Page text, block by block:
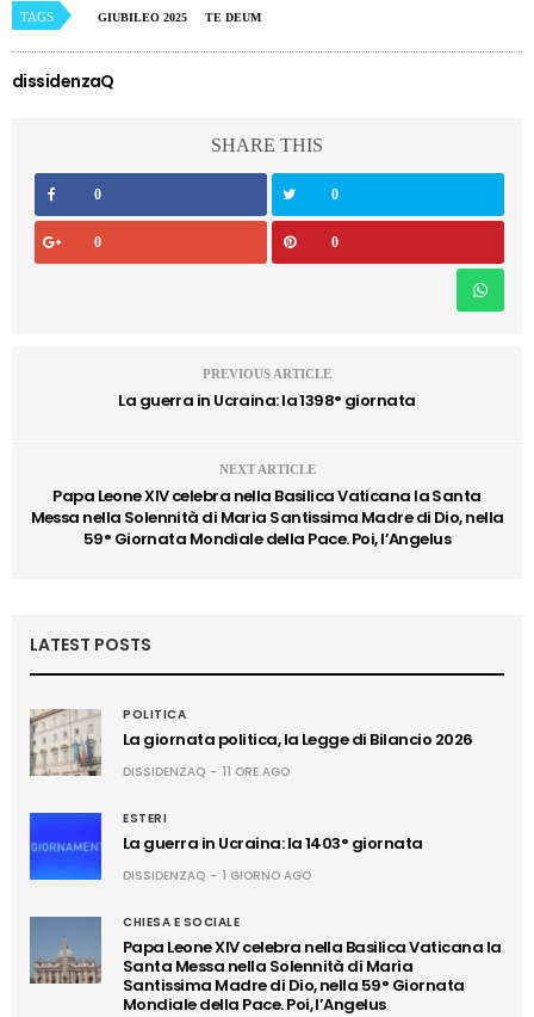
TAGS GIUBILEO 2025 TE DEUM
dissidenzaQ
SHARE THIS
0 0
0 0
PREVIOUS ARTICLE
La guerra in Ucraina: la 1398° giornata
NEXT ARTICLE
Papa Leone XIV celebra nella Basilica Vaticana la Santa
Messa nella Solennità di Maria Santissima Madre di Dio, nella
59° Giornata Mondiale della Pace. Poi, l’Angelus
LATEST POSTS
POLITICA
La giornata politica, la Legge di Bilancio 2026
DISSIDENZAQ 11 ORE AGO
ESTERI
La guerra in Ucraina: la 1403° giornata
DISSIDENZAQ 1 GIORNO AGO
CHIESA E SOCIALE
Papa Leone XIV celebra nella Basilica Vaticana la
Santa Messa nella Solennità di Maria
Santissima Madre di Dio, nella 59° Giornata
Mondiale della Pace. Poi, l’Angelus